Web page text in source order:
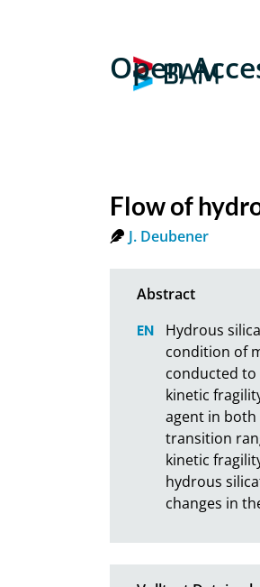
Open
Flow of
J. Deubener
Hydrous
condition of
conducted
kinetic
agent in both
transition
kinetic
hydrous
changes in